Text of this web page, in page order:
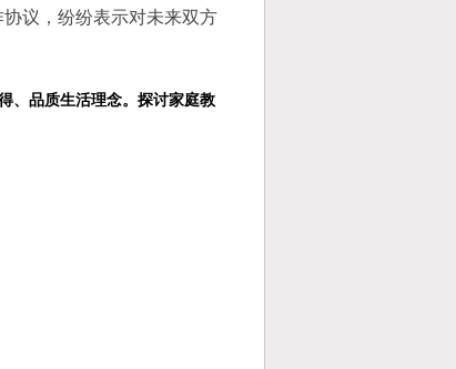
议，纷纷表示对未来双方
、品质生活理念。探讨家庭教